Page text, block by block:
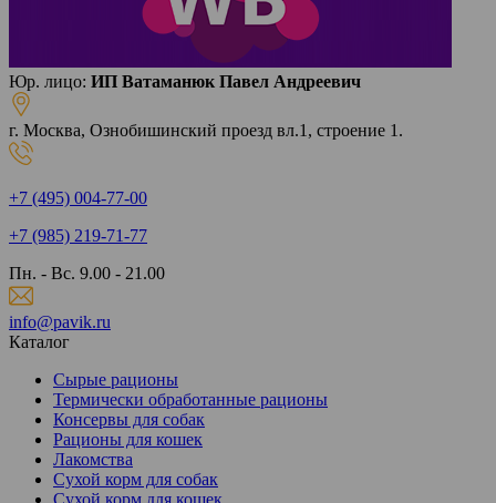
Юр. лицо: ИП Ватаманюк Павел Андреевич
г. Москва, Ознобишинский проезд вл.1, строение 1.
+7 (495) 004-77-00
+7 (985) 219-71-77
Пн. - Вс. 9.00 - 21.00
info@pavik.ru
Каталог
Сырые рационы
Термически обработанные рационы
Консервы для собак
Рационы для кошек
Лакомства
Сухой корм для собак